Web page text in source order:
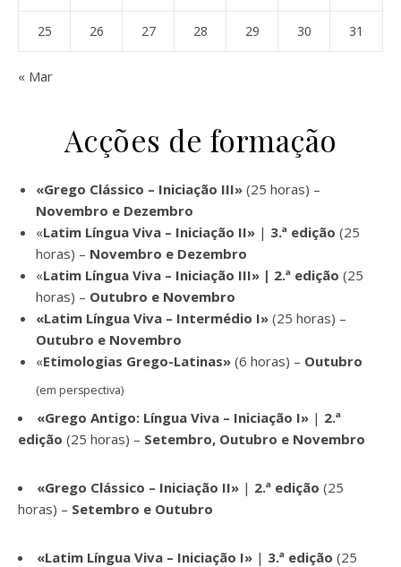
25 26 27 28 29 30 31
« Mar
Acções de formação
«Grego Clássico – Iniciação III» (25 horas) –
Novembro e Dezembro
«Latim Língua Viva – Iniciação II» | 3.ª edição (25
horas) – Novembro e Dezembro
«Latim Língua Viva – Iniciação III» | 2.ª edição (25
horas) – Outubro e Novembro
«Latim Língua Viva – Intermédio I» (25 horas) –
Outubro e Novembro
«Etimologias Grego-Latinas» (6 horas) – Outubro
(em perspectiva)
«Grego Antigo: Língua Viva – Iniciação I» | 2.ª
edição (25 horas) – Setembro, Outubro e Novembro
«Grego Clássico – Iniciação II» | 2.ª edição (25
horas) – Setembro e Outubro
«Latim Língua Viva – Iniciação I» | 3.ª edição (25